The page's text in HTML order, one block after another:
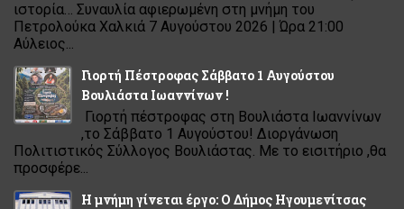
ιστορία… Συναυλία αφιερωμένη στη μνήμη του
Πετρολούκα Χαλκιά 7 Αυγούστου 2026 | Ώρα 21:00
Αύλειος...
Γιορτή Πέστροφας Σάββατο 1 Αυγούστου
Βουλιάστα Ιωαννίνων !
Γιορτή πέστροφας στη Βουλιάστα Ιωαννίνων
,το Σάββατο 1 Αυγούστου! Διοργάνωση
Πολιτιστικός Σύλλογος Βουλιάστας. Με το εισιτήριο ,θα
προσφέρε...
Η μνήμη γίνεται έργο: Ο Δήμος Ηγουμενίτσας